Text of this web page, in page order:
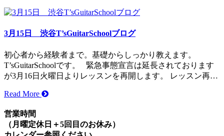
3月15日 渋谷T’sGuitarSchoolブログ
初心者から経験者まで。基礎からしっかり教えます。
T’sGuitarSchoolです。 緊急事態宣言は延長されております
が3月16日火曜日よりレッスンを再開します。 レッスン再…
Read More
営業時間
（月曜定休日＋5回目のお休み）